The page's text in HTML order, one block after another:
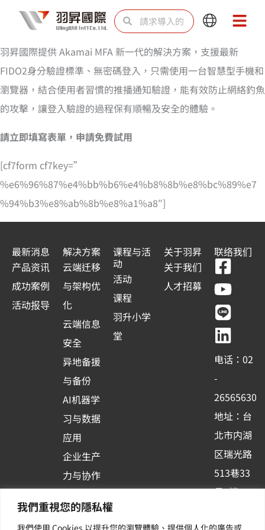
我們重視您的隱私權
我們使用 Cookies 以提升您的瀏覽體驗、提供個人化的廣告或
内
容
SearchSearch
Main
Main
羽昇國際提供 Akamai MFA 新一代的解決方案，支援最新
FIDO2身分驗證標準、無密碼登入，只需使用一台智慧型手機和
瀏覽器，結合使用者習慣的推播通知驗證，能有效防止網絡釣魚
的攻擊，讓登入驗證的過程保有順暢及安全的體驗。
請立即填寫表單，申請免費試用
[cf7form cf7key=”
%e6%96%87%e4%bb%b6%e4%b8%8b%e8%bc%89%e7
%94%b3%e8%ab%8b%e8%a1%a8″]
最新消息
产品资讯
成功案例
活动报导
解决方案
云端迁移
与架构优
化
云端信息
安全
异地备援
与备份
AI机器学
习与数据
应用
企业生产
力与协作
台应用
课程与活
动
活动
课程
羽升小学
堂
关于羽昇
关于我们
人才招募
联络我们
F
a
c
e
b
o
o
k
-
s
q
u
a
r
Y
o
u
t
u
b
e
L
i
n
e
L
i
n
k
e
d
i
n
电话：02
-
26565630
地址：台
北市内湖
区瑞光路
513巷33
号6楼